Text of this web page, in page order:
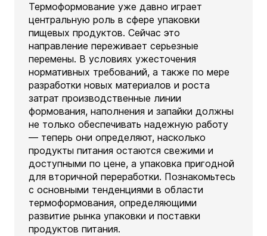
Термоформование уже давно играет
центральную роль в сфере упаковки
пищевых продуктов. Сейчас это
направление переживает серьезные
перемены. В условиях ужесточения
нормативных требований, а также по мере
разработки новых материалов и роста
затрат производственные линии
формования, наполнения и запайки должны
не только обеспечивать надежную работу
— теперь они определяют, насколько
продукты питания остаются свежими и
доступными по цене, а упаковка пригодной
для вторичной переработки. Познакомьтесь
с основными тенденциями в области
термоформования, определяющими
развитие рынка упаковки и поставки
продуктов питания.